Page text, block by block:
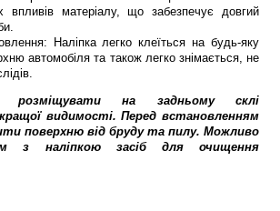
впливів матеріалу, що забезпечує довгий
Наліпка легко клеїться на будь-яку
автомобіля та також легко знімається, не
розміщувати на задньому склі
видимості.Перед встановленням
поверхню від бруду та пилу. Можливо
з наліпкою засіб для очищення